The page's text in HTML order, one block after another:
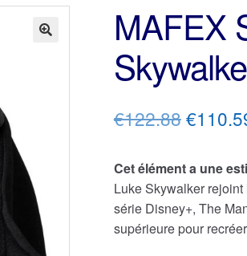
MAFEX
€122.88Le
initial
était :
Cet élément a une
Luke Skywalker
série Disney+, The
supérieure pour